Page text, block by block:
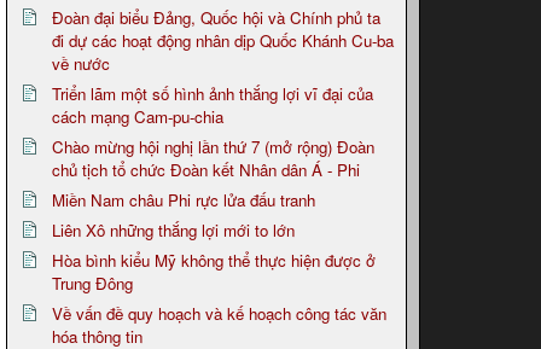
Đoàn đại biểu Đảng, Quốc hội và Chính phủ ta
đi dự các hoạt động nhân dịp Quốc Khánh Cu-ba
về nước
Triển lãm một số hình ảnh thắng lợi vĩ đại của
cách mạng Cam-pu-chia
Chào mừng hội nghị lần thứ 7 (mở rộng) Đoàn
chủ tịch tổ chức Đoàn kết Nhân dân Á - Phi
Miền Nam châu Phi rực lửa đấu tranh
Liên Xô những thắng lợi mới to lớn
Hòa bình kiểu Mỹ không thể thực hiện được ở
Trung Đông
Về vấn đề quy hoạch và kế hoạch công tác văn
hóa thông tin